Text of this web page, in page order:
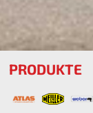
PRODUKTE